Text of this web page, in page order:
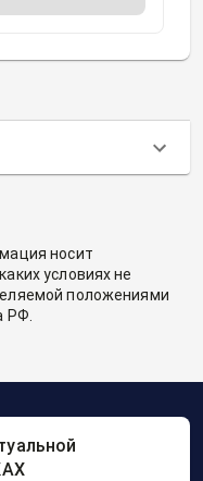
носит
условиях не
положениями
РФ.